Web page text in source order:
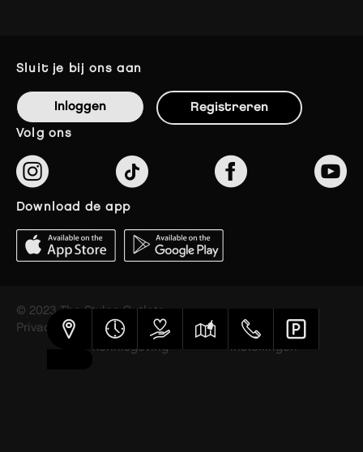
sluit je bij ons aan
Inloggen Registreren
volg ons
download de app
© 2023 The Styles Outlets
Privacybeleid
Wettelijke
kennisgeving
Cookie
instellingen